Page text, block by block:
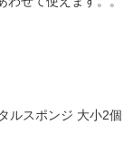
ルスポンジ 大小2個